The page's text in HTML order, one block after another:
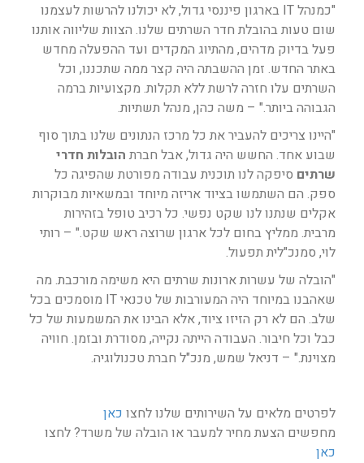
"כמנהל IT בארגון פיננסי גדול, לא יכולנו להרשות לעצמנו
שום טעות בהובלת חדר השרתים שלנו. הצוות שליווה אותנו
פעל בדיוק מדהים, מהתיוג המקדים ועד ההפעלה מחדש
באתר החדש. זמן ההשבתה היה קצר ממה שתכננו, וכל
השרתים עלו חזרה לרשת ללא תקלות. מקצועיות ברמה
הגבוהה ביותר." – משה כהן, מנהל תשתיות.
"היינו צריכים להעביר את כל מרכז הנתונים שלנו בתוך סוף
שבוע אחד. החשש היה גדול, אבל חברת הובלות חדרי
שרתים סיפקה לנו תוכנית עבודה מפורטת שהפיגה כל
ספק. הם השתמשו בציוד אריזה מיוחד ובמשאיות מבוקרות
אקלים שנתנו לנו שקט נפשי. כל רכיב טופל בזהירות
מרבית. ממליץ בחום לכל ארגון שרוצה ראש שקט." – רותי
לוי, סמנכ"לית תפעול.
"הובלה של עשרות ארונות שרתים היא משימה מורכבת. מה
שאהבנו במיוחד היה המעורבות של טכנאי IT מוסמכים בכל
שלב. הם לא רק הזיזו ציוד, אלא הבינו את המשמעות של כל
כבל וכל חיבור. העבודה הייתה נקייה, מסודרת ובזמן. חוויה
מצוינת." – דניאל שמש, מנכ"ל חברת טכנולוגיה.
לפרטים מלאים על השירותים שלנו לחצו כאן
מחפשים הצעת מחיר למעבר או הובלה של משרד? לחצו
כאן